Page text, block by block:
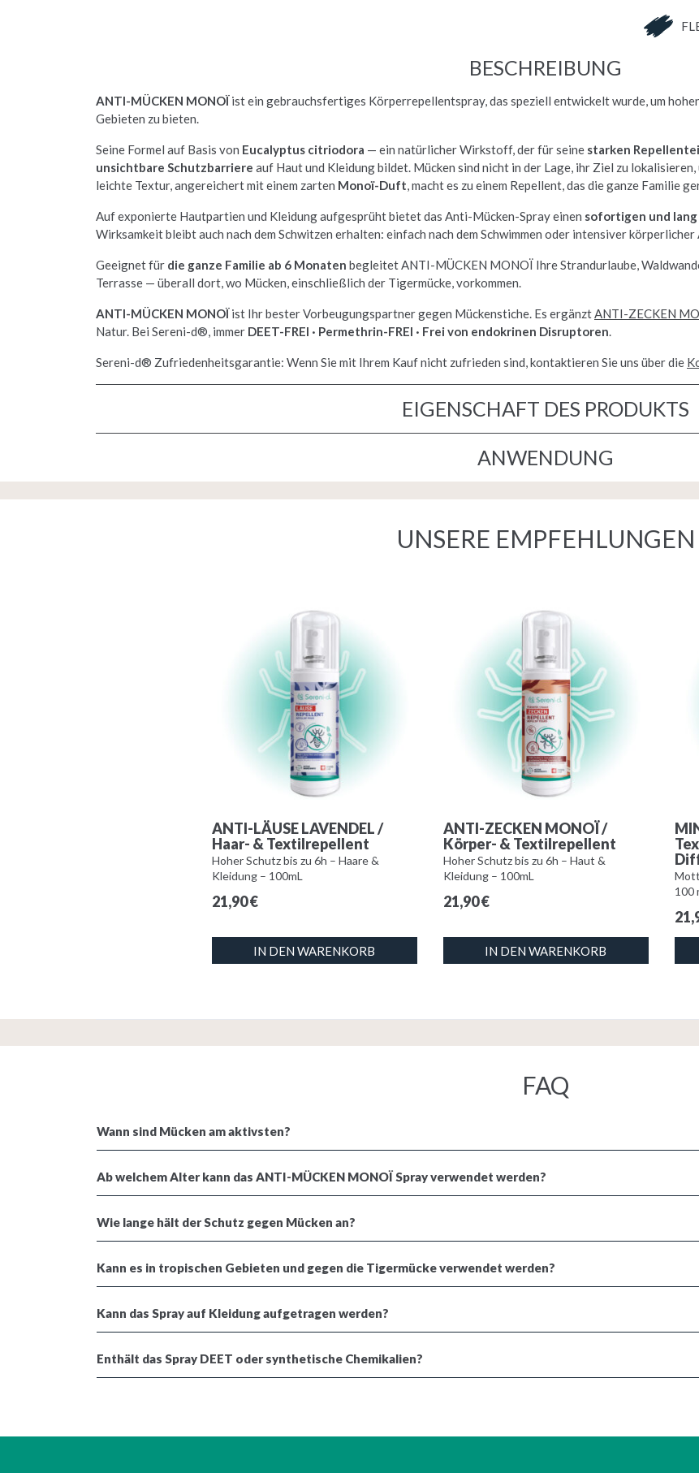
BESCHREIBUNG
ANTI-MÜCKEN MONOÏist ein gebrauchsfertiges Körperrepellentspray, das speziell entwickelt wurde, um
Gebieten zu bieten.
Seine Formel auf Basis von Eucalyptus citriodora — ein natürlicher Wirkstoff, der für seine starken
unsichtbare Schutzbarriere auf Haut und Kleidung bildet. Mücken sind nicht in der Lage, ihr Ziel zu
leichte Textur, angereichert mit einem zarten Monoï-Duft, macht es zu einem Repellent, das die ganze Familie
Auf exponierte Hautpartien und Kleidung aufgesprüht bietet das Anti-Mücken-Spray einen sofortigen und lang
Wirksamkeit bleibt auch nach dem Schwitzen erhalten: einfach nach dem Schwimmen oder intensiver
Geeignet für die ganze Familie ab 6 Monaten begleitet ANTI-MÜCKEN MONOÏ Ihre Strandurlaube,
Terrasse — überall dort, wo Mücken, einschließlich der Tigermücke, vorkommen.
ANTI-MÜCKEN MONOÏist Ihr bester Vorbeugungspartner gegen Mückenstiche. Es ergänztANTI-ZECKEN
Natur. Bei Sereni-d®, immer DEET-FREI · Permethrin-FREI · Frei von endokrinen Disruptoren.
Sereni-d® Zufriedenheitsgarantie: Wenn Sie mit Ihrem Kauf nicht zufrieden sind, kontaktieren Sie uns über die
EIGENSCHAFT DES PRODUKTS
ANWENDUNG
UNSERE EMPFEHLUNGEN
ANTI-LÄUSE LAVENDEL /
Haar- & Textilrepellent
Hoher Schutz bis zu 6h – Haare &
Kleidung – 100mL
21,90€
IN DEN WARENKORB
ANTI-ZECKEN MONOÏ /
Körper- & Textilrepellent
Hoher Schutz bis zu 6h – Haut &
Kleidung – 100mL
21,90€
IN DEN WARENKORB
100
FAQ
Wann sind Mücken am aktivsten?
Ab welchem Alter kann das ANTI-MÜCKEN MONOÏ Spray verwendet werden?
Wie lange hält der Schutz gegen Mücken an?
Kann es in tropischen Gebieten und gegen die Tigermücke verwendet werden?
Kann das Spray auf Kleidung aufgetragen werden?
Enthält das Spray DEET oder synthetische Chemikalien?